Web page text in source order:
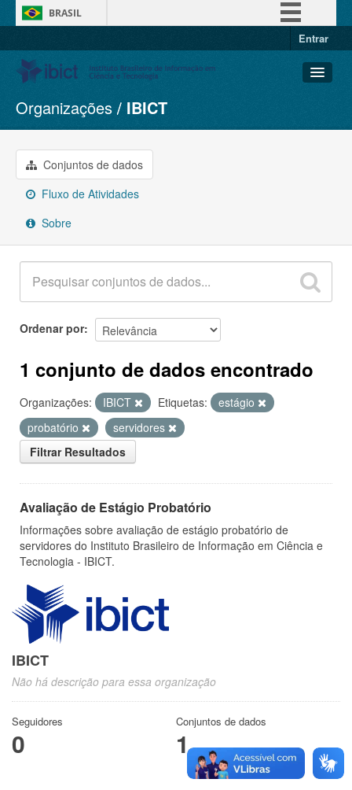
BRASIL
Entrar
Conjuntos de dados
Organizações
Grupos
Sobre
Organizações IBICT
Conjuntos de dados
Fluxo de Atividades
Sobre
Ordenar por
1 conjunto de dados encontrado
Organizações: IBICT Etiquetas:
estágio
probatório
servidores
Filtrar Resultados
Avaliação de Estágio Probatório
Informações sobre avaliação de estágio probatório de
servidores do Instituto Brasileiro de Informação em Ciência e
Tecnologia - IBICT.
IBICT
Não há descrição para essa organização
Seguidores
0
Conjuntos de dados
1